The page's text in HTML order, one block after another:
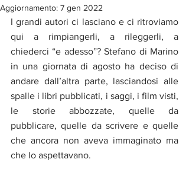
Aggiornamento: 7 gen 2022
I grandi autori ci lasciano e ci ritroviamo
qui a rimpiangerli, a rileggerli, a
chiederci “e adesso”? Stefano di Marino
in una giornata di agosto ha deciso di
andare dall’altra parte, lasciandosi alle
spalle i libri pubblicati, i saggi, i film visti,
le storie abbozzate, quelle da
pubblicare, quelle da scrivere e quelle
che ancora non aveva immaginato ma
che lo aspettavano.